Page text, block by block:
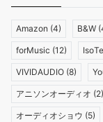
Amazon (4) B&W
forMusic (12)
VIVIDAUDIO (8)
アニソンオーディオ (2)
オーディオショウ (5)